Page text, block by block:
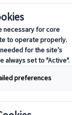
au fil des saisons
du Japon
japonaise
japonaise
Japon en train
utiles
savoir-vivre au Japon
au Japon
avec nous
Pass
ligne